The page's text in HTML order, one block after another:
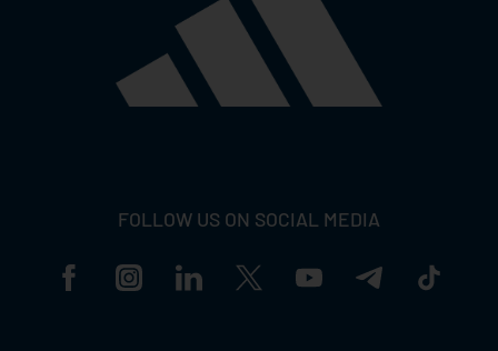
FOLLOW US ON SOCIAL MEDIA